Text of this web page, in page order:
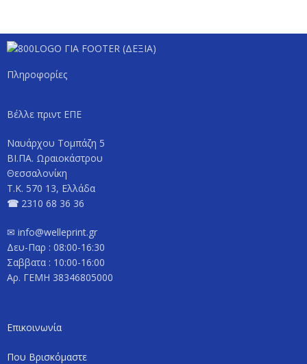
Πληροφορίες
Βέλλε πριντ ΕΠΕ
Ναυάρχου Τομπάζη 5
ΒΙ.ΠΑ. Ωραιοκάστρου
Θεσσαλονίκη
Τ.Κ. 570 13, Ελλάδα
☎ 2310 68 36 36
✉ info@welleprint.gr
Δευ-Παρ : 08:00-16:30
Σαββατα : 10:00-16:00
Αρ. ΓΕΜΗ 38346805000
Επικοινωνία
Που Βρισκόμαστε